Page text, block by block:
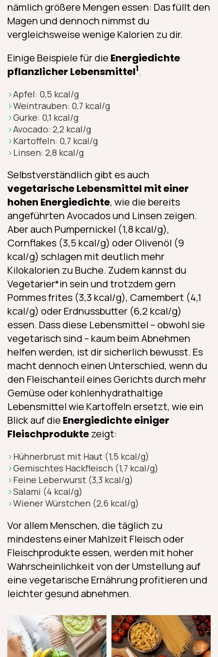
nämlich größere Mengen essen: Das füllt den
Magen und dennoch nimmst du
vergleichsweise wenige Kalorien zu dir.
Einige Beispiele für die Energiedichte
pflanzlicher Lebensmittel1
:
Apfel: 0,5 kcal/g
Weintrauben: 0,7 kcal/g
Gurke: 0,1 kcal/g
Avocado: 2,2 kcal/g
Kartoffeln: 0,7 kcal/g
Linsen: 2,8 kcal/g
Selbstverständlich gibt es auch
vegetarische Lebensmittel mit einer
hohen Energiedichte, wie die bereits
angeführten Avocados und Linsen zeigen.
Aber auch Pumpernickel (1,8 kcal/g),
Cornflakes (3,5 kcal/g) oder Olivenöl (9
kcal/g) schlagen mit deutlich mehr
Kilokalorien zu Buche. Zudem kannst du
Vegetarier*in sein und trotzdem gern
Pommes frites (3,3 kcal/g), Camembert (4,1
kcal/g) oder Erdnussbutter (6,2 kcal/g)
essen. Dass diese Lebensmittel – obwohl sie
vegetarisch sind – kaum beim Abnehmen
helfen werden, ist dir sicherlich bewusst. Es
macht dennoch einen Unterschied, wenn du
den Fleischanteil eines Gerichts durch mehr
Gemüse oder kohlenhydrathaltige
Lebensmittel wie Kartoffeln ersetzt, wie ein
Blick auf die Energiedichte einiger
Fleischproduktezeigt:
Hühnerbrust mit Haut (1,5 kcal/g)
Gemischtes Hackfleisch (1,7 kcal/g)
Feine Leberwurst (3,3 kcal/g)
Salami (4 kcal/g)
Wiener Würstchen (2,6 kcal/g)
Vor allem Menschen, die täglich zu
mindestens einer Mahlzeit Fleisch oder
Fleischprodukte essen, werden mit hoher
Wahrscheinlichkeit von der Umstellung auf
eine vegetarische Ernährung profitieren und
leichter gesund abnehmen.